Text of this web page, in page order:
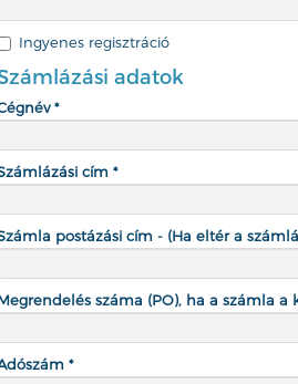
Ingyenes regisztráció
adatok
*
cím *
postázási cím - (Ha eltér a
száma (PO), ha a számla a
*